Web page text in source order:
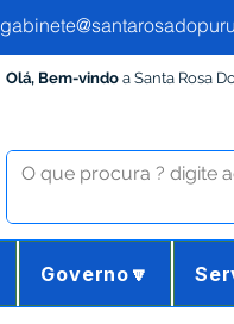
Olá, Bem-vindo a Santa Rosa
Governo🔽